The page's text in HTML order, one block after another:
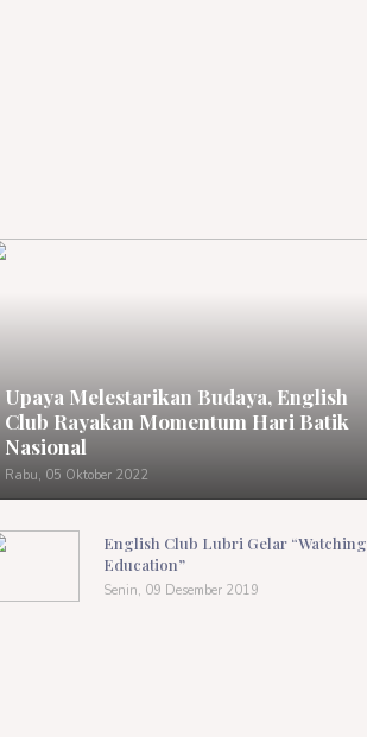
Upaya Melestarikan Budaya, English
Club Rayakan Momentum Hari Batik
Nasional
Rabu, 05 Oktober 2022
English Club Lubri Gelar “Watching
Education”
Senin, 09 Desember 2019